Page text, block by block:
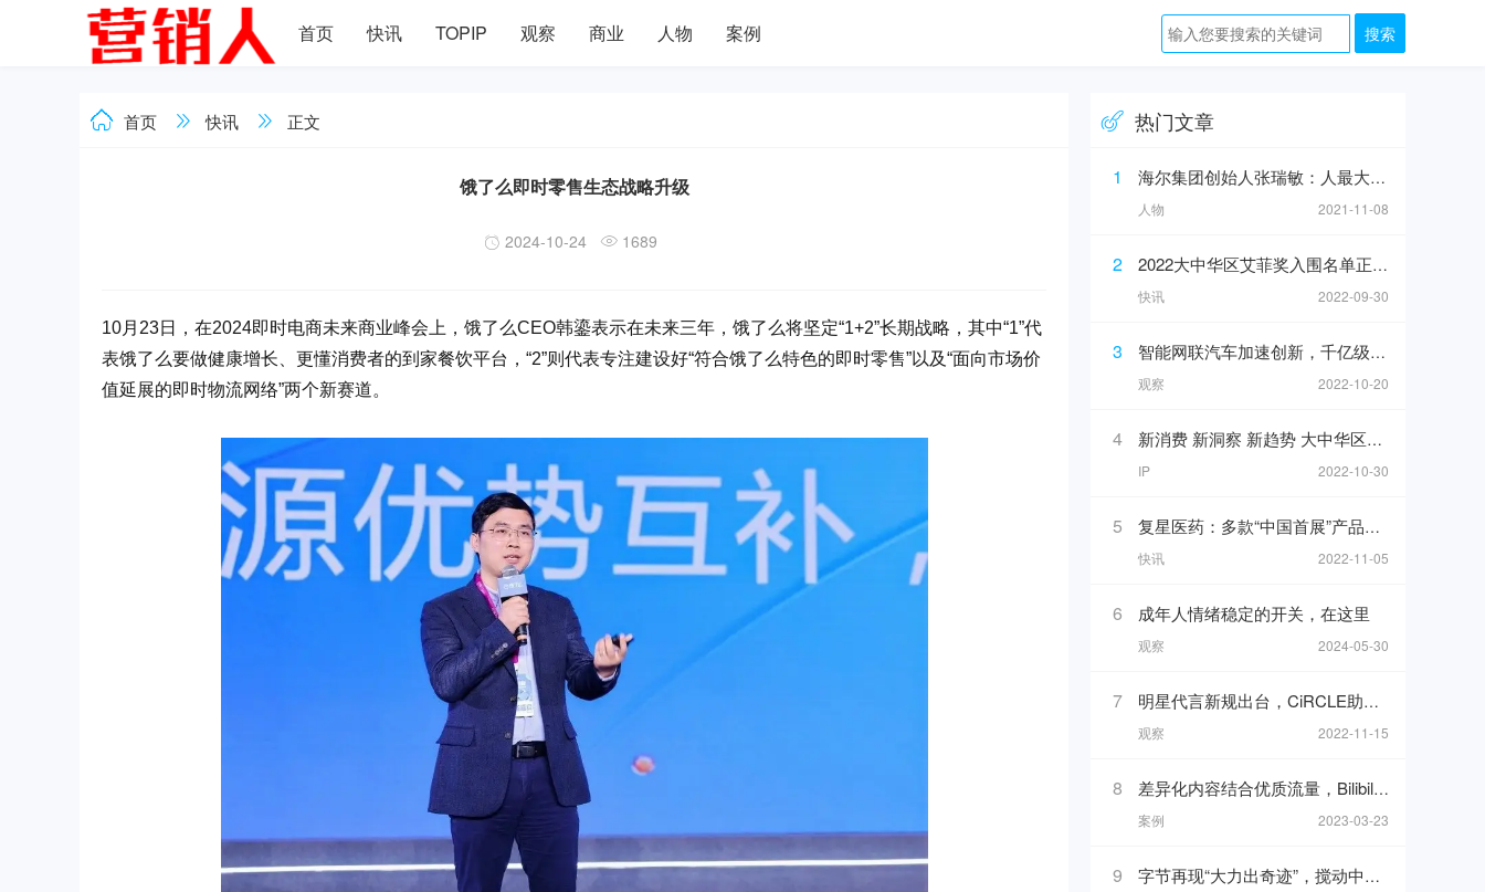
首页 快讯 TOPIP 观察 商业 人物 案例
首页 快讯 正文
饿了么即时零售生态战略升级
2024-10-24 1689
10月23日，在2024即时电商未来商业峰会上，饿了么CEO韩鎏表示在未来三年，饿了么将坚定“1+2”长期战略，其中“1”代
表饿了么要做健康增长、更懂消费者的到家餐饮平台，“2”则代表专注建设好“符合饿了么特色的即时零售”以及“面向市场价
值延展的即时物流网络”两个新赛道。
热门文章
1 海尔集团创始人张瑞敏：人最大的敌人不是人工智能，而是科层制
人物 2021-11-08
2 2022大中华区艾菲奖入围名单正式公布！
快讯 2022-09-30
3 智能网联汽车加速创新，千亿级汽车产业链崛起？
观察 2022-10-20
4 新消费 新洞察 新趋势 大中华区艾菲X途虎养车INNODAY圆满举办！
IP 2022-10-30
5 复星医药：多款“中国首展”产品亮相进博，加速创新产品落地
快讯 2022-11-05
6 成年人情绪稳定的开关，在这里
观察 2024-05-30
7 明星代言新规出台，CiRCLE助你完成1分钟广告代言“健康自检”
观察 2022-11-15
8 差异化内容结合优质流量，Bilibili开启东南亚市场新增长
案例 2023-03-23
9 字节再现“大力出奇迹”，搅动中东直播